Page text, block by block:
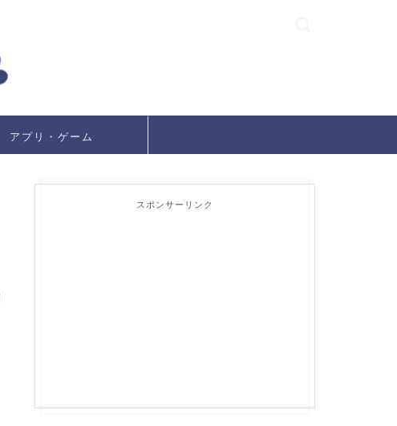
アプリ・ゲーム
スポンサーリンク